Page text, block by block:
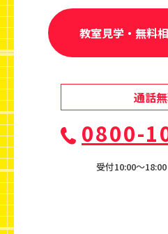
教室見学・無料
通話
0800-
受付10:00〜